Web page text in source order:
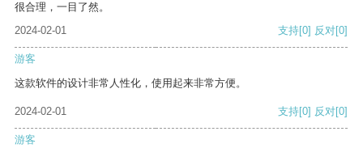
很合理，一目了然。
2024-02-01
支持[0] 反对[0]
游客
这款软件的设计非常人性化，使用起来非常方便。
2024-02-01 支持[0] 反对[0]
游客